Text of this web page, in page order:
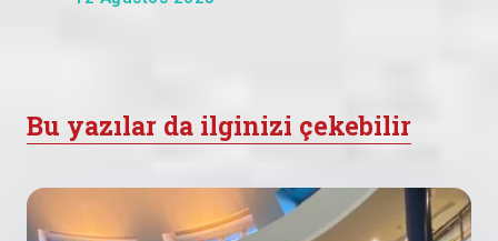
Bu yazılar da ilginizi çekebilir